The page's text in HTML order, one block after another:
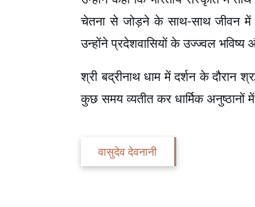
चेतना से जोड़ने के साथ-साथ जीवन में
उन्होंने प्रदेशवासियों के उज्ज्वल भविष्य
श्री बद्रीनाथ धाम में दर्शन के दौरान
कुछ समय व्यतीत कर धार्मिक अनुष्ठानों में
वासुदेव देवनानी